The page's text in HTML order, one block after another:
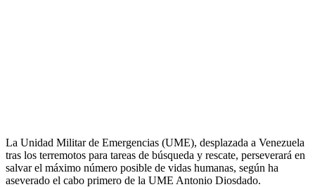
La Unidad Militar de Emergencias (UME), desplazada a Venezuela
tras los terremotos para tareas de búsqueda y rescate, perseverará en
salvar el máximo número posible de vidas humanas, según ha
aseverado el cabo primero de la UME Antonio Diosdado.